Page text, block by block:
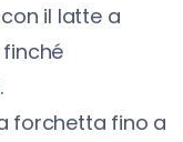
il latte a
forchetta fino a